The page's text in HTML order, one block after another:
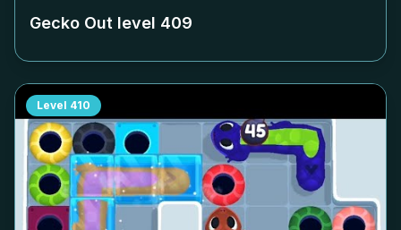
Gecko Out level 409
Level 410